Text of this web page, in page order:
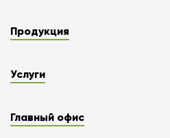
Продукция
Услуги
Главный офис